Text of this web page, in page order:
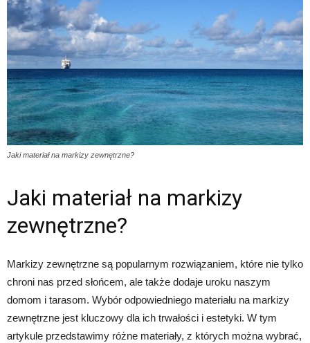
Jaki materiał na markizy zewnętrzne?
Jaki materiał na markizy
zewnętrzne?
Markizy zewnętrzne są popularnym rozwiązaniem, które nie tylko
chroni nas przed słońcem, ale także dodaje uroku naszym
domom i tarasom. Wybór odpowiedniego materiału na markizy
zewnętrzne jest kluczowy dla ich trwałości i estetyki. W tym
artykule przedstawimy różne materiały, z których można wybrać,